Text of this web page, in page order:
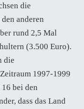
die
anderen
rund 2,5 Mal
(3.500 Euro).
die
1997-1999
bei den
dass das Land